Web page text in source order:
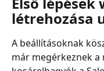
létrehozása
A beállításoknak
már megérkeznek